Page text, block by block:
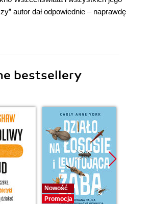
autor dał odpowiednie – naprawdę
bestsellery
Nowość
Promocja